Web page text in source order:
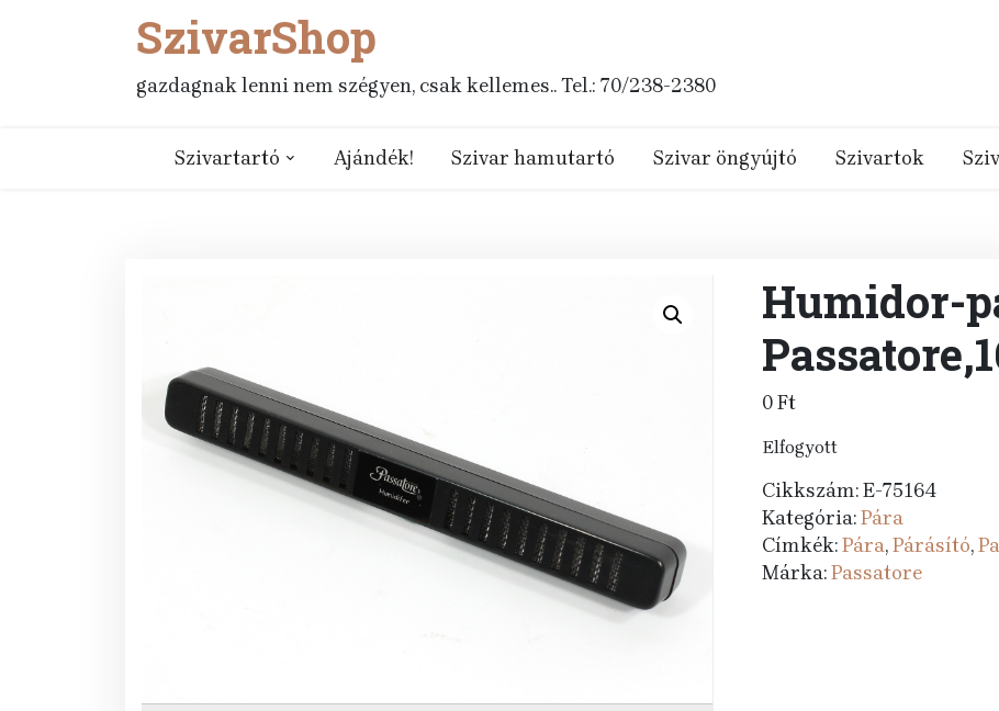
SzivarShop
gazdagnak lenni nem szégyen, csak kellemes.. Tel.: 70/238-2380
Szivartartó Ajándék! Szivar hamutartó Szivar öngyújtó Szivartok
Humidor-
0Ft
Elfogyott
Cikkszám:E-75164
Kategória:Pára
Címkék:Pára,Párásító,
Márka:Passatore